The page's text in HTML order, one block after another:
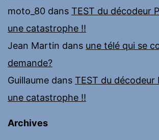
moto_80 dans TEST du décodeur
une catastrophe !!
Jean Martin dans une télé qui se
demande?
Guillaume dans TEST du décodeur
une catastrophe !!
Archives